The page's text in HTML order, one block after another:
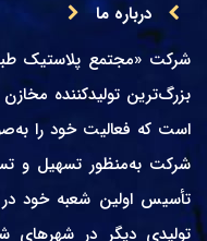
درباره ما
بزرگ‌ترین تولیدکننده
شرکت به‌منظور تسهیل و
تولیدی دیگر در شهرهای